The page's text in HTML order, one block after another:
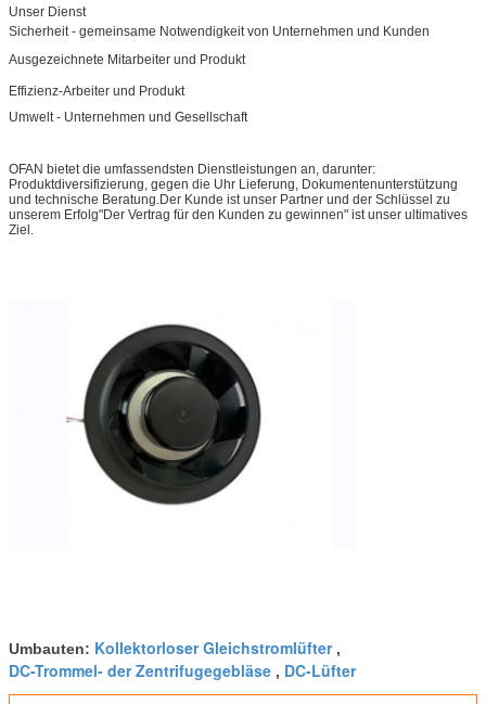
Unser Dienst
Sicherheit - gemeinsame Notwendigkeit von Unternehmen und Kunden
Ausgezeichnete Mitarbeiter und Produkt
Effizienz-Arbeiter und Produkt
Umwelt - Unternehmen und Gesellschaft
OFAN bietet die umfassendsten Dienstleistungen an, darunter:
Produktdiversifizierung, gegen die Uhr Lieferung, Dokumentenunterstützung
und technische Beratung.Der Kunde ist unser Partner und der Schlüssel zu
unserem Erfolg"Der Vertrag für den Kunden zu gewinnen" ist unser ultimatives
Ziel.
Umbauten: Kollektorloser Gleichstromlüfter,
DC-Trommel- der Zentrifugegebläse , DC-Lüfter